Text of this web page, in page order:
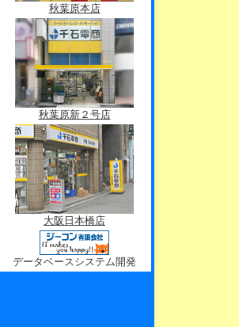
秋葉原本店
秋葉原新２号店
大阪日本橋店
データベースシステム開発